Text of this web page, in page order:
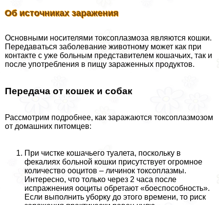
Об источниках заражения
Основными носителями токсоплазмоза являются кошки.
Передаваться заболевание животному может как при
контакте с уже больным представителем кошачьих, так и
после употрeбления в пищу зараженных продуктов.
Передача от кошек и собак
Рассмотрим подробнее, как заражаются токсоплазмозом
от домашних питомцев:
При чистке кошачьего туалета, поскольку в
фекалиях больной кошки присутствует огромное
количество ооцитов – личинок токсоплазмы.
Интересно, что только через 2 часа после
испpaжнeния ооциты обретают «боеспособность».
Если выполнить уборку до этого времени, то риск